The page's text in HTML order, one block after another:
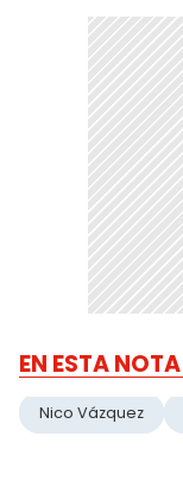
EN ESTA NOTA
Nico Vázquez